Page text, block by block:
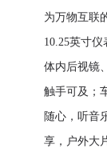
为万物互联
10.25英寸
体内后视镜
触手可及；
随心，听音
享，户外大